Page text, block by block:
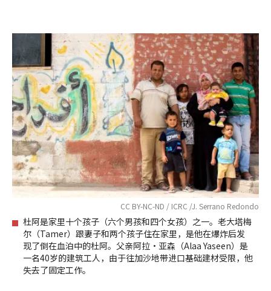
CC BY-NC-ND / ICRC /J. Serrano Redondo
杜阿是家里十个孩子（六个男孩和四个女孩）之一。老大塔梅
尔（Tamer）跟妻子和两个孩子住在家里，是他在爆炸后发
现了倒在血泊中的杜阿。父亲阿拉·亚森（Alaa Yaseen）是
一名40岁的建筑工人，由于往加沙地带进口基础建材受限，他
失去了固定工作。